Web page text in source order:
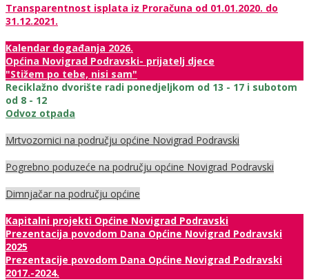
Transparentnost isplata iz Proračuna od 01.01.2020. do
31.12.2021.
Kalendar događanja 2026.
Općina Novigrad Podravski- prijatelj djece
"Stižem po tebe, nisi sam"
Reciklažno dvorište radi ponedjeljkom od 13 - 17 i subotom
od 8 - 12
Odvoz otpada
Mrtvozornici na području općine Novigrad Podravski
Pogrebno poduzeće na području općine Novigrad Podravski
Dimnjačar na području općine
Kapitalni projekti Općine Novigrad Podravski
Prezentacija povodom Dana Općine Novigrad Podravski
2025
Prezentacije povodom Dana Općine Novigrad Podravski
2017.-2024.